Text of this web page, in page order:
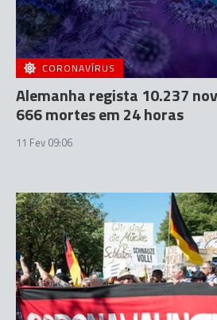
CORONAVÍRUS
Alemanha regista 10.237
666 mortes em 24 horas
11 Fev 09:06